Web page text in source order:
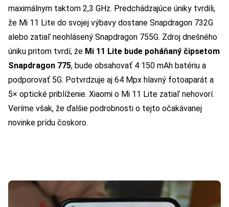
maximálnym taktom 2,3 GHz. Predchádzajúce úniky tvrdili,
že Mi 11 Lite do svojej výbavy dostane Snapdragon 732G
alebo zatiaľ neohlásený Snapdragon 755G. Zdroj dnešného
úniku pritom tvrdí, že Mi 11 Lite bude poháňaný čipsetom
Snapdragon 775, bude obsahovať 4 150 mAh batériu a
podporovať 5G. Potvrdzuje aj 64 Mpx hlavný fotoaparát a
5× optické priblíženie. Xiaomi o Mi 11 Lite zatiaľ nehovorí.
Veríme však, že ďalšie podrobnosti o tejto očakávanej
novinke prídu čoskoro.